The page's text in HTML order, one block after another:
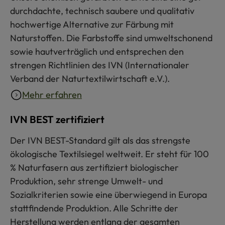
durchdachte, technisch saubere und qualitativ
hochwertige Alternative zur Färbung mit
Naturstoffen. Die Farbstoffe sind umweltschonend
sowie hautverträglich und entsprechen den
strengen Richtlinien des IVN (Internationaler
Verband der Naturtextilwirtschaft e.V.).
Mehr erfahren
IVN BEST zertifiziert
Der IVN BEST-Standard gilt als das strengste
ökologische Textilsiegel weltweit. Er steht für 100
% Naturfasern aus zertifiziert biologischer
Produktion, sehr strenge Umwelt- und
Sozialkriterien sowie eine überwiegend in Europa
stattfindende Produktion. Alle Schritte der
Herstellung werden entlang der gesamten